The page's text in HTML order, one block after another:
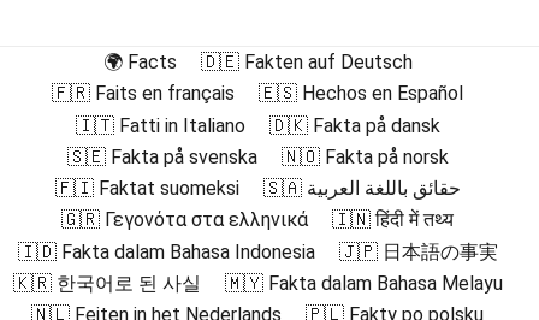
🌍 Facts
🇩🇪 Fakten auf Deutsch
🇫🇷 Faits en français
🇪🇸 Hechos en Español
🇮🇹 Fatti in Italiano
🇩🇰 Fakta på dansk
🇸🇪 Fakta på svenska
🇳🇴 Fakta på norsk
🇫🇮 Faktat suomeksi
🇸🇦 حقائق باللغة العربية
🇬🇷 Γεγονότα στα ελληνικά
🇮🇳 हिंदी में तथ्य
🇮🇩 Fakta dalam Bahasa Indonesia
🇯🇵 日本語の事実
🇰🇷 한국어로 된 사실
🇲🇾 Fakta dalam Bahasa Melayu
🇳🇱 Feiten in het Nederlands
🇵🇱 Fakty po polsku